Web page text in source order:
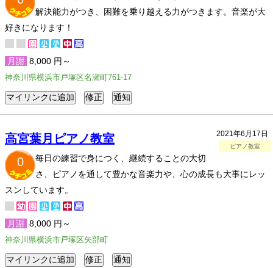
解決能力がつき、困難を乗り越える力がつきます。音楽が大
好きになります！
月謝 8,000 円～
神奈川県横浜市戸塚区名瀬町761-17
2021年6月17日
ピアノ教室
高宮葉月ピアノ教室
0
毎日の練習で身につく、継続することの大切
さ、ピアノを通して豊かな音楽力や、心の成長も大事にレッ
スンしています。
月謝 8,000 円～
神奈川県横浜市戸塚区矢部町